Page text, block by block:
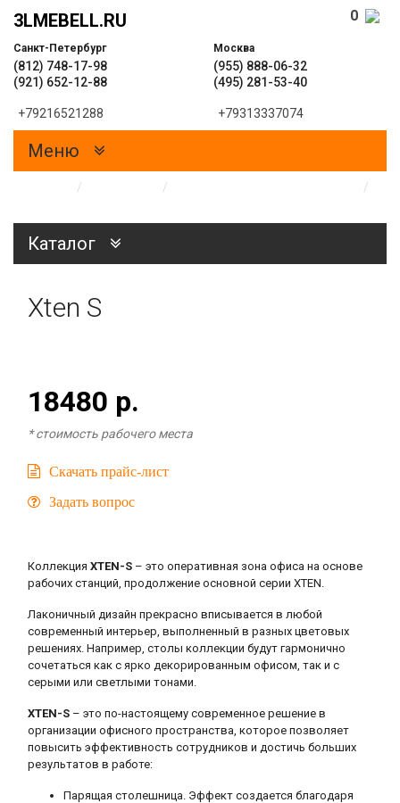
3LMEBELL.RU
Санкт-Петербург
(812) 748-17-98
(921) 652-12-88
+79216521288
Москва
(955) 888-06-32
(495) 281-53-40
+79313337074
0
Меню
/ /
/
Каталог
Xten S
18480 р.
* cтоимость рабочего места
Скачать прайс-лист
Задать вопрос
Коллекция XTEN-S – это оперативная зона офиса на основе
рабочих станций, продолжение основной серии XTEN.
Лаконичный дизайн прекрасно вписывается в любой
современный интерьер, выполненный в разных цветовых
решениях. Например, столы коллекции будут гармонично
сочетаться как с ярко декорированным офисом, так и с
серыми или светлыми тонами.
XTEN-S – это по-настоящему современное решение в
организации офисного пространства, которое позволяет
повысить эффективность сотрудников и достичь больших
результатов в работе:
Парящая столешница. Эффект создается благодаря